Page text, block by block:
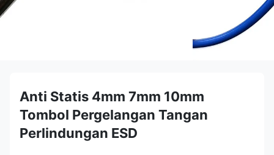
Anti Statis 4mm 7mm 10mm
Tombol Pergelangan Tangan
Perlindungan ESD